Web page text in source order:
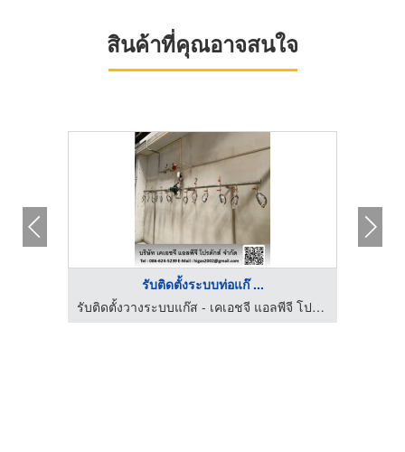
สินค้าที่คุณอาจสนใจ
รับติดตั้งระบบท่อแก๊ ...
รับติดตั้งวางระบบแก๊ส - เคเอชจี แอลพีจี โปรดักส์